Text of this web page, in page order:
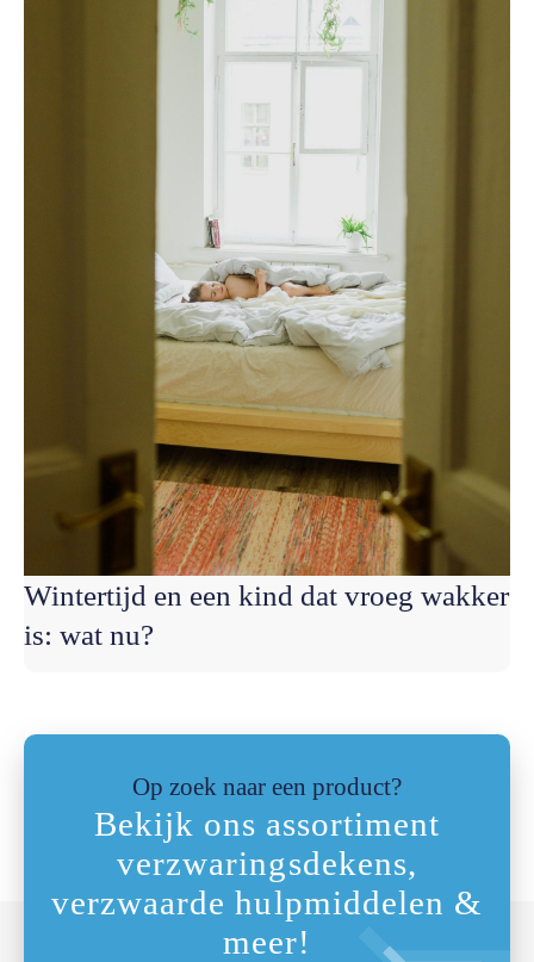
Wintertijd en een kind dat vroeg wakker
is: wat nu?
Op zoek naar een product?
Bekijk ons assortiment
verzwaringsdekens,
verzwaarde hulpmiddelen &
meer!